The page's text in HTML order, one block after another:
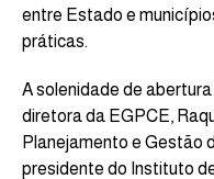
entre Estado e
práticas.
A solenidade de
diretora da EGPCE,
Planejamento e Gestão
presidente do Instituto